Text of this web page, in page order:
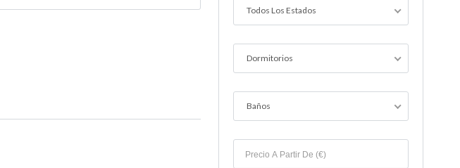
Todos Los Estados
Dormitorios
Baños